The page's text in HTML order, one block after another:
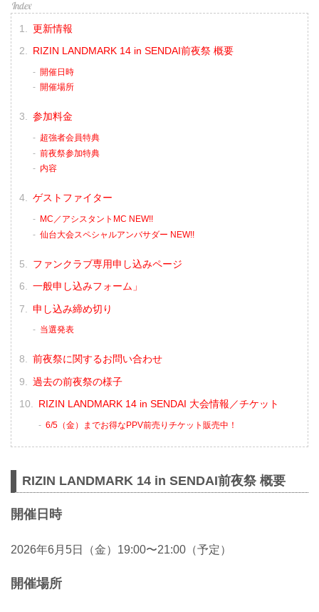
更新情報
RIZIN LANDMARK 14 in SENDAI前夜祭 概要
開催日時
開催場所
参加料金
超強者会員特典
前夜祭参加特典
内容
ゲストファイター
MC／アシスタントMC NEW!!
仙台大会スペシャルアンバサダー NEW!!
ファンクラブ専用申し込みページ
一般申し込みフォーム」
申し込み締め切り
当選発表
前夜祭に関するお問い合わせ
過去の前夜祭の様子
RIZIN LANDMARK 14 in SENDAI 大会情報／チケット
6/5（金）までお得なPPV前売りチケット販売中！
RIZIN LANDMARK 14 in SENDAI前夜祭 概要
開催日時
2026年6月5日（金）19:00〜21:00（予定）
開催場所